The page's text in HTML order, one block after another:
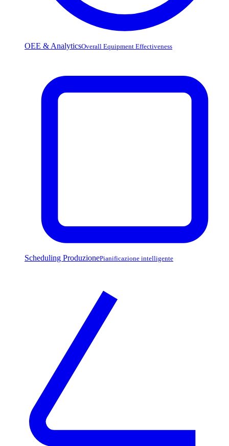
OEE & AnalyticsOverall Equipment Effectiveness
Scheduling ProduzionePianificazione intelligente